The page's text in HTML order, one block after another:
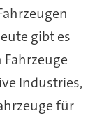
gibt es
Industries,
für